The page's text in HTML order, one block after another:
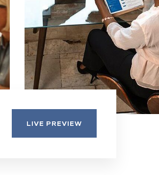
LIVE PREVIEW